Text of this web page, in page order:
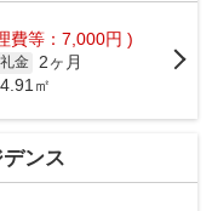
費等：7,000円 )
礼金
2ヶ月
㎡
ンス